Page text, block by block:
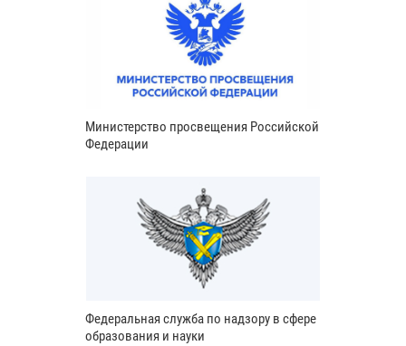
Министерство просвещения Российской
Федерации
Федеральная служба по надзору в сфере
образования и науки